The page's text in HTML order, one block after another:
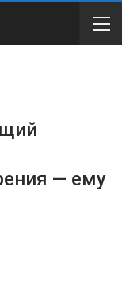
— ему